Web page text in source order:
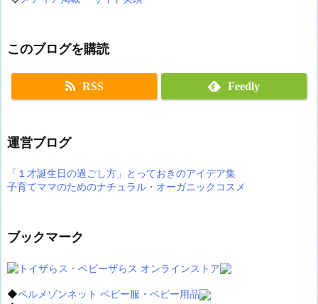
このブログを購読
RSS Feedly
運営ブログ
「１才誕生日の過ごし方」とっておきのアイデア集
子育てママのためのナチュラル・オーガニックコスメ
ブックマーク
◆ベルメゾンネット ベビー服・ベビー用品